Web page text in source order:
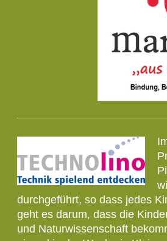
durchgeführt, so dass jedes
geht es darum, dass die
und Naturwissenschaft